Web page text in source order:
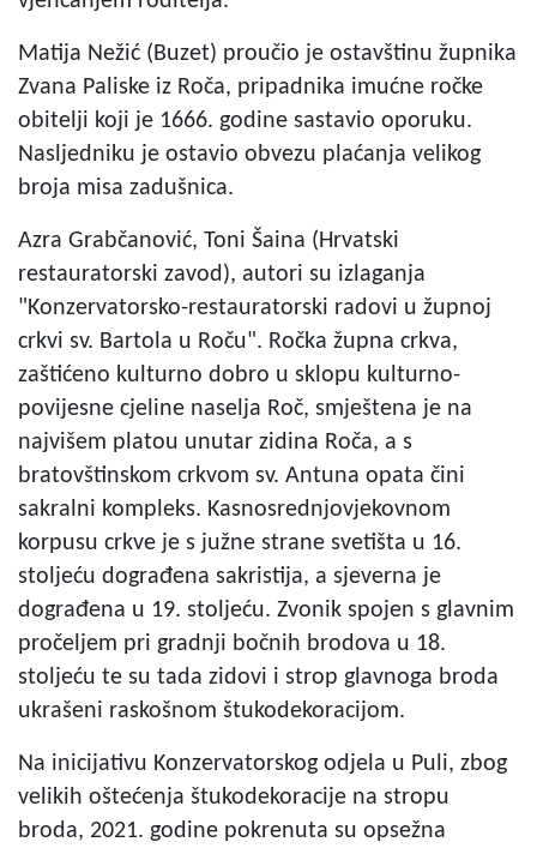
Matija Nežić (Buzet) proučio je ostavštinu župnika
Zvana Paliske iz Roča, pripadnika imućne ročke
obitelji koji je 1666. godine sastavio oporuku.
Nasljedniku je ostavio obvezu plaćanja velikog
broja misa zadušnica.
Azra Grabčanović, Toni Šaina (Hrvatski
restauratorski zavod), autori su izlaganja
"Konzervatorsko-restauratorski radovi u župnoj
crkvi sv. Bartola u Roču". Ročka župna crkva,
zaštićeno kulturno dobro u sklopu kulturno-
povijesne cjeline naselja Roč, smještena je na
najvišem platou unutar zidina Roča, a s
bratovštinskom crkvom sv. Antuna opata čini
sakralni kompleks. Kasnosrednjovjekovnom
korpusu crkve je s južne strane svetišta u 16.
stoljeću dograđena sakristija, a sjeverna je
dograđena u 19. stoljeću. Zvonik spojen s glavnim
pročeljem pri gradnji bočnih brodova u 18.
stoljeću te su tada zidovi i strop glavnoga broda
ukrašeni raskošnom štukodekoracijom.
Na inicijativu Konzervatorskog odjela u Puli, zbog
velikih oštećenja štukodekoracije na stropu
broda, 2021. godine pokrenuta su opsežna